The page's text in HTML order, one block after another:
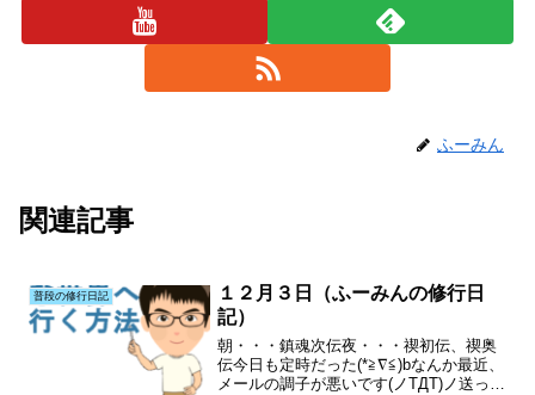
ふーみん
関連記事
普段の修行日記
１２月３日（ふーみんの修行日
記）
朝・・・鎮魂次伝夜・・・禊初伝、禊奥
伝今日も定時だった(*≧∇≦)bなんか最近、
メールの調子が悪いです(ノTДT)ノ送った